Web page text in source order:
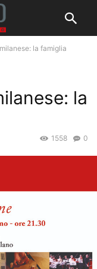
la famiglia
la
0
1558